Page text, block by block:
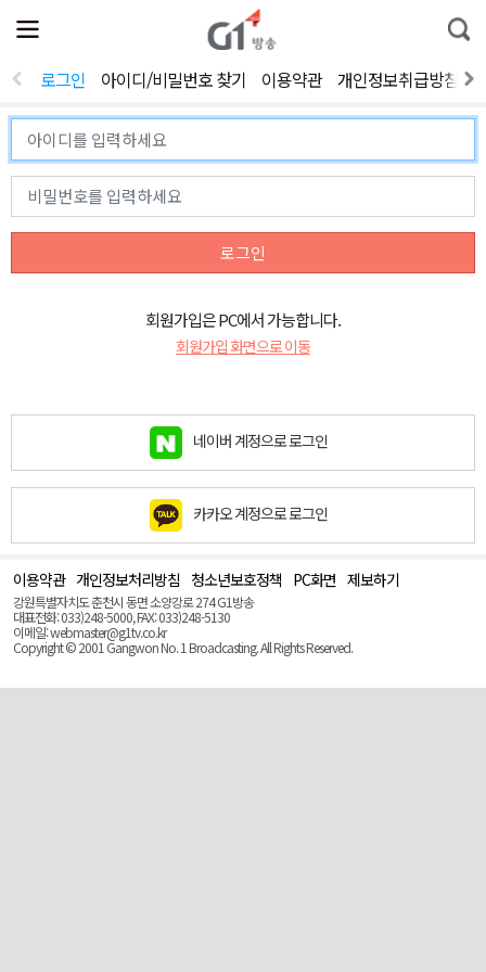
전
체
뉴
열
통
합
색
로그인 아이디/비밀번호 찾기 이용약관 개인정보취급방침
로그인
회원가입은 PC에서 가능합니다.
회원가입 화면으로 이동
네이버 계정으로 로그인
카카오 계정으로 로그인
이용약관 개인정보처리방침 청소년보호정책 PC화면 제보하기
강원특별자치도 춘천시 동면 소양강로 274 G1방송
대표전화: 033)248-5000, FAX: 033)248-5130
이메일: webmaster@g1tv.co.kr
Copyright © 2001 Gangwon No. 1 Broadcasting. All Rights Reserved.